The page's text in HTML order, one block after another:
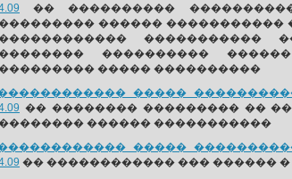
�� ����������
������
�����������
����������
����� ����������
�����
�� �������� ��������� ��
������ �����������
�����
�� ������������ ��� ������ �